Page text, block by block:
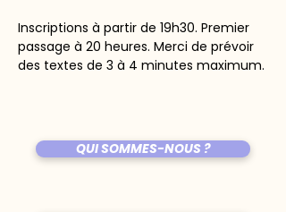
Inscriptions à partir de 19h30. Premier
passage à 20 heures. Merci de prévoir
des textes de 3 à 4 minutes maximum.
QUI SOMMES-NOUS ?